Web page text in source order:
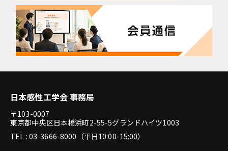
日本感性工学会 事務局
〒103-0007
東京都中央区日本橋浜町2-55-5グランドハイツ1003
TEL : 03-3666-8000（平日10:00-15:00）